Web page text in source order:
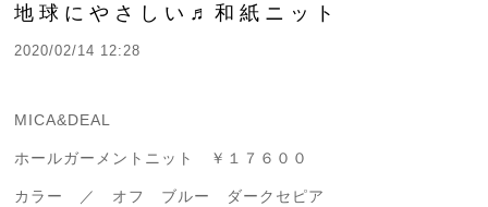
地球にやさしい♬和紙ニット
2020/02/14 12:28
MICA&DEAL
ホールガーメントニット ￥１７６００
カラー ／ オフ ブルー ダークセピア